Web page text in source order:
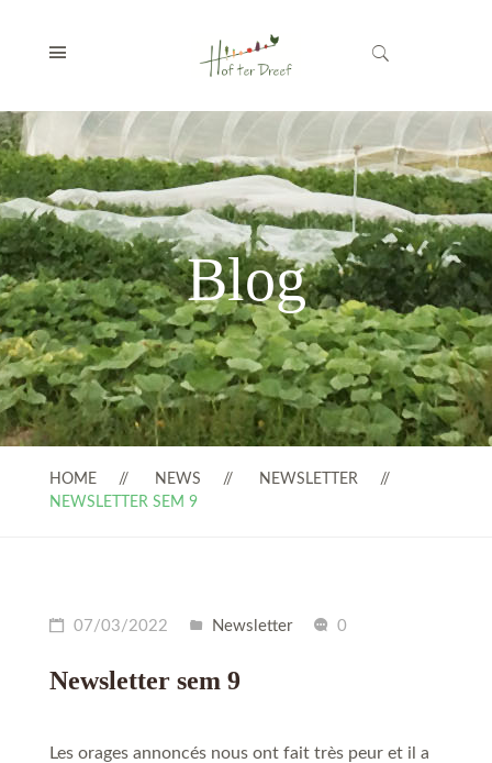
Blog
HOME NEWS
NEWSLETTER
NEWSLETTER SEM 9
07/03/2022 Newsletter 0
Newsletter sem 9
Les orages annoncés nous ont fait très peur et il a